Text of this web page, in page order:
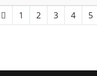
1 2 3 4 5